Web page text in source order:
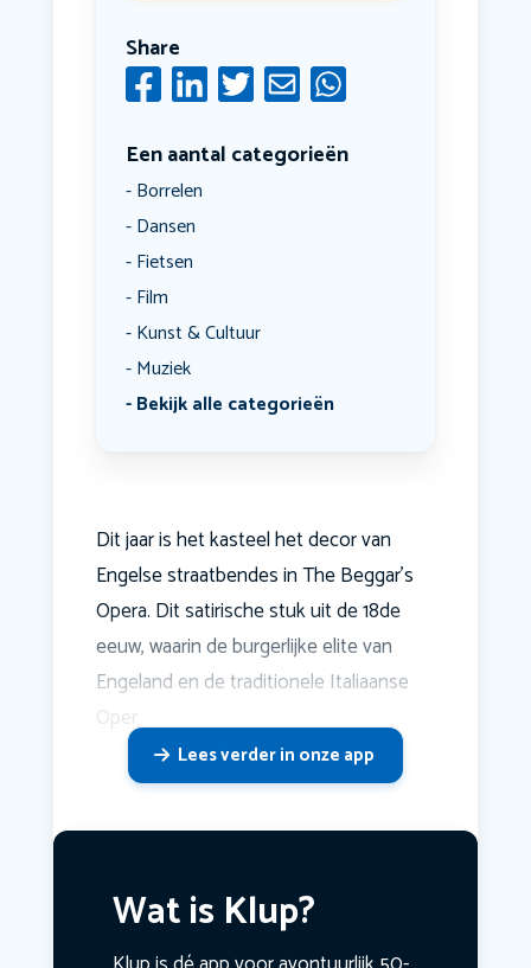
Share
Een aantal categorieën
Borrelen
Dansen
Fietsen
Film
Kunst & Cultuur
Muziek
Bekijk alle categorieën
Dit jaar is het kasteel het decor van
Engelse straatbendes in The Beggar’s
Opera. Dit satirische stuk uit de 18de
eeuw, waarin de burgerlijke elite van
Engeland en de traditionele Italiaanse
Oper
Lees verder in onze app
Wat is Klup?